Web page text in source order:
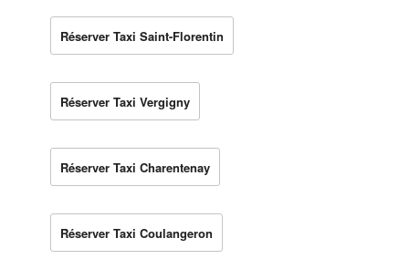
Réserver Taxi Saint-Florentin
Réserver Taxi Vergigny
Réserver Taxi Charentenay
Réserver Taxi Coulangeron